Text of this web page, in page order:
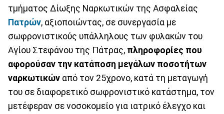
τμήματος Δίωξης Ναρκωτικών της Ασφαλείας
Πατρών, αξιοποιώντας, σε συνεργασία με
σωφρονιστικούς υπάλληλους των φυλακών του
Αγίου Στεφάνου της Πάτρας, πληροφορίες που
αφορούσαν την κατάποση μεγάλων ποσοτήτων
ναρκωτικών από τον 25χρονο, κατά τη μεταγωγή
του σε διαφορετικό σωφρονιστικό κατάστημα, τον
μετέφεραν σε νοσοκομείο για ιατρικό έλεγχο και